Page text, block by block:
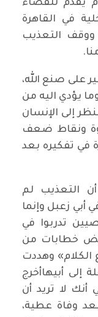
يقدم للقضاء
في القاهرة
ووقف التعذيب
على صنع الله،
يؤدي اليه من
إلى الإنسان
ونقاط ضعف
في تفكيره بعد
التعذيب لم
زعبل وإنما
تدربوا في
خطابات من
الكلام» وهددت
أبيهاأخرج
أنك لا تريد أن
وفاة عطية،